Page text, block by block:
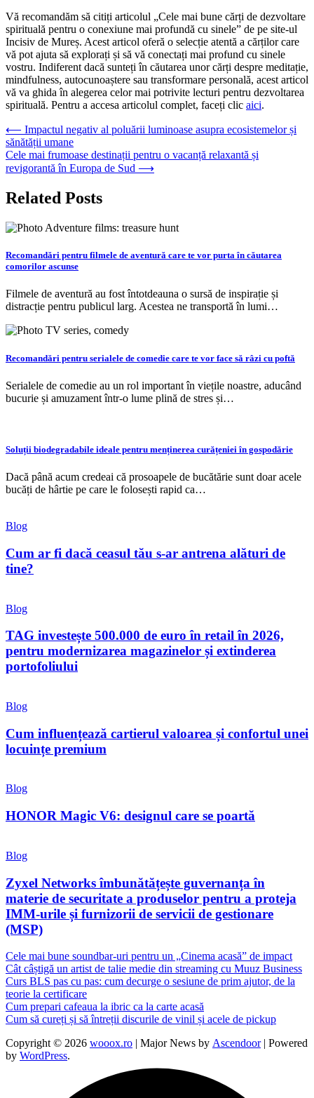
Vă recomandăm să citiți articolul „Cele mai bune cărți de dezvoltare
spirituală pentru o conexiune mai profundă cu sinele” de pe site-ul
Incisiv de Mureș. Acest articol oferă o selecție atentă a cărților care
vă pot ajuta să explorați și să vă conectați mai profund cu sinele
vostru. Indiferent dacă sunteți în căutarea unor cărți despre meditație,
mindfulness, autocunoaștere sau transformare personală, acest articol
vă va ghida în alegerea celor mai potrivite lecturi pentru dezvoltarea
spirituală. Pentru a accesa articolul complet, faceți clic aici.
Navigare
în
articole
⟵ Impactul negativ al poluării luminoase asupra ecosistemelor și
sănătății umane
Cele mai frumoase destinații pentru o vacanță relaxantă și
revigorantă în Europa de Sud ⟶
Related Posts
Recomandări pentru filmele de aventură care te vor purta în căutarea
comorilor ascunse
Filmele de aventură au fost întotdeauna o sursă de inspirație și
distracție pentru publicul larg. Acestea ne transportă în lumi…
Recomandări pentru serialele de comedie care te vor face să râzi cu poftă
Serialele de comedie au un rol important în viețile noastre, aducând
bucurie și amuzament într-o lume plină de stres și…
Soluții biodegradabile ideale pentru menținerea curățeniei în gospodărie
Dacă până acum credeai că prosoapele de bucătărie sunt doar acele
bucăți de hârtie pe care le folosești rapid ca…
Blog
Cum ar fi dacă ceasul tău s-ar antrena alături de
tine?
Blog
TAG investește 500.000 de euro în retail în 2026,
pentru modernizarea magazinelor și extinderea
portofoliului
Blog
Cum influențează cartierul valoarea și confortul unei
locuințe premium
Blog
HONOR Magic V6: designul care se poartă
Blog
Zyxel Networks îmbunătățește guvernanța în
materie de securitate a produselor pentru a proteja
IMM-urile și furnizorii de servicii de gestionare
(MSP)
Cele mai bune soundbar-uri pentru un „Cinema acasă” de impact
Cât câștigă un artist de talie medie din streaming cu Muuz Business
Curs BLS pas cu pas: cum decurge o sesiune de prim ajutor, de la
teorie la certificare
Cum prepari cafeaua la ibric ca la carte acasă
Cum să cureți și să întreții discurile de vinil și acele de pickup
Copyright © 2026 wooox.ro | Major News by Ascendoor| Powered
by WordPress.